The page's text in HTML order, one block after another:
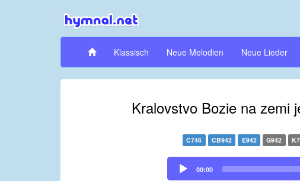
Klassisch Neue Melodien Neue Lieder
Kralovstvo Bozie na zemi
C746 CB942 E942 G942
Audio
Player
00:00